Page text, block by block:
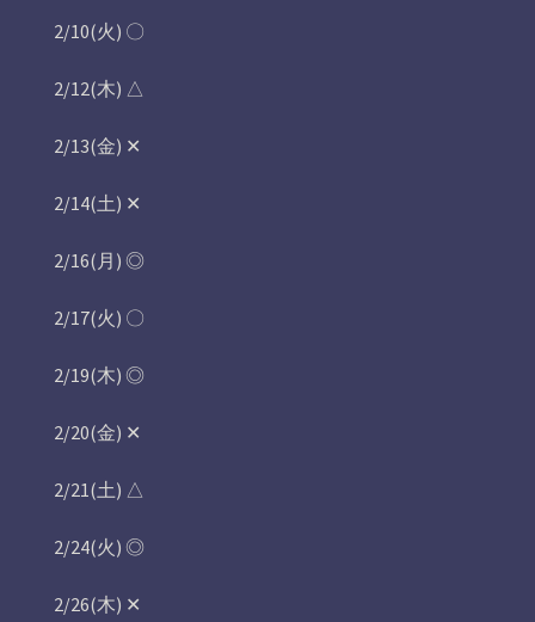
2/10(火) 〇
2/12(木) △
2/13(金) ‪✕‬
2/14(土) ‪✕‬
2/16(月) ◎
2/17(火) 〇
2/19(木) ◎
2/20(金) ✕
2/21(土) △
2/24(火) ◎
2/26(木) ✕